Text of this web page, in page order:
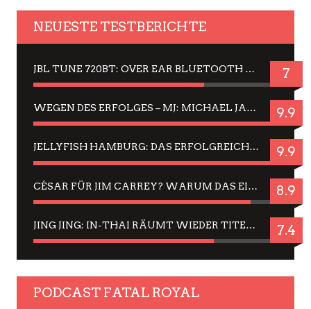
NEUESTE TESTBERICHTE
JBL TUNE 720BT: OVER EAR BLUETOOTH KOPFHÖRER UM DIE 50,-€ IM DAUER-TEST 7
WEGEN DES ERFOLGES – MJ: MICHAEL JACKSON MUSICAL IN EINER MATINEE SEHEN 9.9
JELLYFISH HAMBURG: DAS ERFOLGREICHE SOMMER-MENÜ 2025 IN GEFÜHLEN UND BILDERN 9.9
CÉSAR FÜR JIM CARREY? WARUM DAS EINER DER NERVIGSTEN ACTORS IST UND BLEIBT 8.9
JING JING: IN-THAI RÄUMT WIEDER TITEL AB – EIN ZWEI-STUNDEN-ERLEBNISBERICHT 7.4
PODCAST FATAL ROYAL